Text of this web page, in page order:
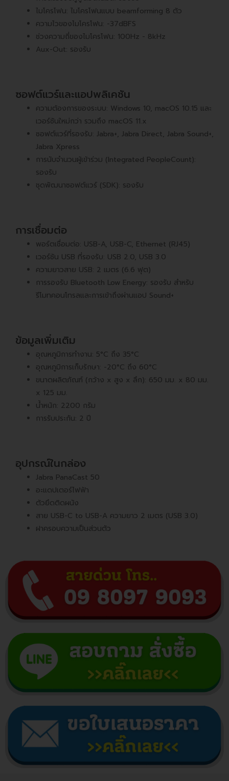
ไมโครโฟน: ไมโครโฟนแบบ beamforming 8 ตัว
ความไวของไมโครโฟน: -37dBFS
ช่วงความถี่ของไมโครโฟน: 100Hz - 8kHz
Aux-Out: รองรับ
ซอฟต์แวร์และแอปพลิเคชัน
ความต้องการของระบบ: Windows 10, macOS 10.15 และ
เวอร์ชันใหม่กว่า รวมถึง macOS 11.x
ซอฟต์แวร์ที่รองรับ: Jabra+, Jabra Direct, Jabra Sound+,
Jabra Xpress
การนับจำนวนผู้เข้าร่วม (Integrated PeopleCount):
รองรับ
ชุดพัฒนาซอฟต์แวร์ (SDK): รองรับ
การเชื่อมต่อ
พอร์ตเชื่อมต่อ: USB-A, USB-C, Ethernet (RJ45)
เวอร์ชัน USB ที่รองรับ: USB 2.0, USB 3.0
ความยาวสาย USB: 2 เมตร (6.6 ฟุต)
การรองรับ Bluetooth Low Energy: รองรับ สำหรับ
รีโมทคอนโทรลและการเข้าถึงผ่านแอป Sound+
ข้อมูลเพิ่มเติม
อุณหภูมิการทำงาน: 5°C ถึง 35°C
อุณหภูมิการเก็บรักษา: -20°C ถึง 60°C
ขนาดผลิตภัณฑ์ (กว้าง x สูง x ลึก): 650 มม. x 80 มม.
x 125 มม.
น้ำหนัก: 2200 กรัม
การรับประกัน: 2 ปี
อุปกรณ์ในกล่อง
Jabra PanaCast 50
อะแดปเตอร์ไฟฟ้า
ตัวยึดติดผนัง
สาย USB-C to USB-A ความยาว 2 เมตร (USB 3.0)
ฝาครอบความเป็นส่วนตัว